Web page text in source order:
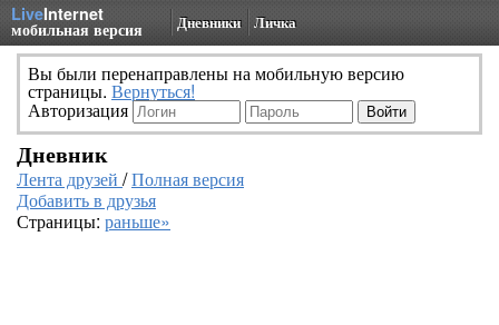
LiveInternet
мобильная версия Дневники Личка
Вы были перенаправлены на мобильную версию
страницы. Вернуться!
Авторизация
Дневник
Лента друзей /Полная версия
Добавить в друзья
Страницы: раньше»